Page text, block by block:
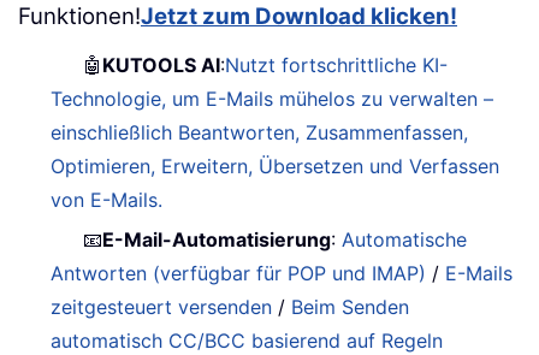
Funktionen!Jetzt zum Download klicken!
🤖 KUTOOLS AI:Nutzt fortschrittliche KI-
Technologie, um E-Mails mühelos zu verwalten –
einschließlich Beantworten, Zusammenfassen,
Optimieren, Erweitern, Übersetzen und Verfassen
von E-Mails.
📧E-Mail-Automatisierung:Automatische
Antworten (verfügbar für POP und IMAP) / E-Mails
zeitgesteuert versenden / Beim Senden
automatisch CC/BCC basierend auf Regeln